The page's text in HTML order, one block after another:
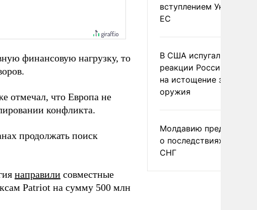
финансовую нагрузку, то
отмечал, что Европа не
конфликта.
продолжать поиск
направили совместные
Patriot на сумму 500 млн
вступлением Украины в
ЕС
В США испугались
реакции России и
на истощение запасов
оружия
Молдавию
о последствиях выхода
СНГ